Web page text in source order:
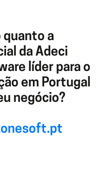
quanto a
da Adeci
líder para o
em Portugal
negócio?